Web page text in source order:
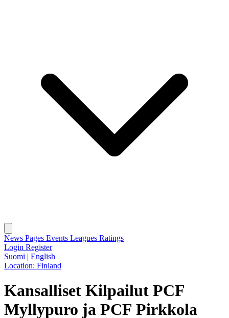
News Pages Events Leagues Ratings
Login Register
Suomi | English
Location: Finland
Kansalliset Kilpailut PCF
Myllypuro ja PCF Pirkkola